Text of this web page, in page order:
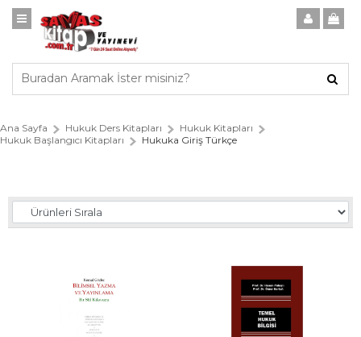
Ana Sayfa Hukuk Ders Kitapları
Hukuk Kitapları
Hukuk Başlangıcı Kitapları
Hukuka Giriş Türkçe